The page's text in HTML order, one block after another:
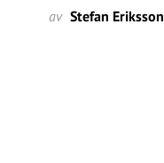
av Stefan Eriksson